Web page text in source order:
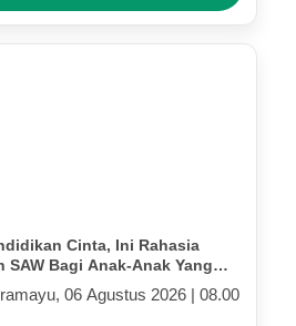
Cinta, Ini Rahasia
Bagi Anak-Anak Yang
06 Agustus 2026 | 08.00